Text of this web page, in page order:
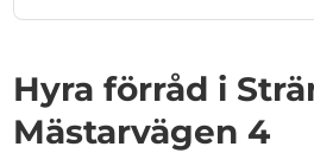
Hyra förråd i
Mästarvägen 4